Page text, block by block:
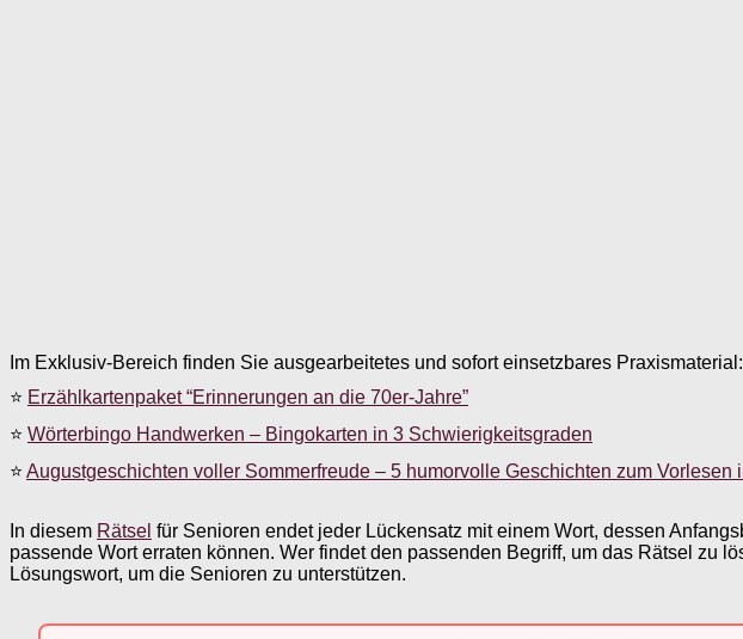
Im Exklusiv-Bereich finden Sie ausgearbeitetes und sofort einsetzbares Praxismaterial:
⭐ Erzählkartenpaket “Erinnerungen an die 70er-Jahre”
⭐ Wörterbingo Handwerken – Bingokarten in 3 Schwierigkeitsgraden
⭐ Augustgeschichten voller Sommerfreude – 5 humorvolle Geschichten zum Vorlesen
In diesem Rätsel für Senioren endet jeder Lückensatz mit einem Wort, dessen
passende Wort erraten können. Wer findet den passenden Begriff, um das Rätsel
Lösungswort, um die Senioren zu unterstützen.